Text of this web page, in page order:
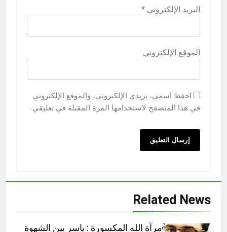
البريد الإلكتروني *
الموقع الإلكتروني
احفظ اسمي، بريدي الإلكتروني، والموقع الإلكتروني
في هذا المتصفح لاستخدامها المرة المقبلة في تعليقي.
Related News
مرآة الله المكسورة : ياسر بين الشهوة